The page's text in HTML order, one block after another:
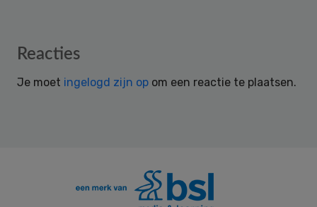
Reader
Reacties
Je moet ingelogd zijn op om een reactie te plaatsen.